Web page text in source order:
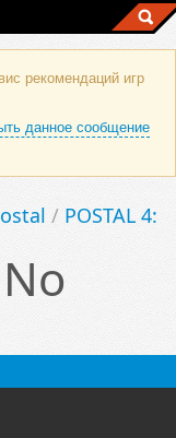
рекомендаций игр
данное сообщение
/ POSTAL 4: